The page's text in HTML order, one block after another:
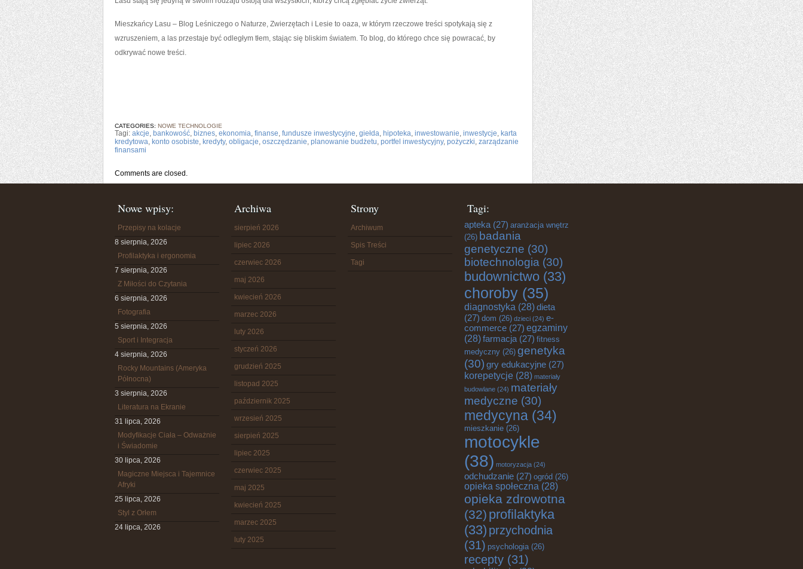
Mieszkańcy Lasu – Blog Leśniczego o Naturze, Zwierzętach i Lesie to oaza, w którym rzeczowe treści spotykają się z
wzruszeniem, a las przestaje być odległym tłem, stając się bliskim światem. To blog, do którego chce się powracać, by
odkrywać nowe treści.
CATEGORIES: NOWE TECHNOLOGIE
Tagi: akcje, bankowość, biznes, ekonomia, finanse, fundusze inwestycyjne, giełda, hipoteka, inwestowanie, inwestycje, karta
kredytowa, konto osobiste, kredyty, obligacje, oszczędzanie, planowanie budżetu, portfel inwestycyjny, pożyczki, zarządzanie
finansami
Comments are closed.
Nowe wpisy:
Przepisy na kolacje
8 sierpnia, 2026
Profilaktyka i ergonomia
7 sierpnia, 2026
Z Miłości do Czytania
6 sierpnia, 2026
Fotografia
5 sierpnia, 2026
Sport i Integracja
4 sierpnia, 2026
Rocky Mountains (Ameryka
Północna)
3 sierpnia, 2026
Literatura na Ekranie
31 lipca, 2026
Modyfikacje Ciała – Odważnie
i Świadomie
30 lipca, 2026
Magiczne Miejsca i Tajemnice
Afryki
25 lipca, 2026
Styl z Orłem
24 lipca, 2026
Archiwa
sierpień 2026
lipiec 2026
czerwiec 2026
maj 2026
kwiecień 2026
marzec 2026
luty 2026
styczeń 2026
grudzień 2025
listopad 2025
październik 2025
wrzesień 2025
sierpień 2025
lipiec 2025
czerwiec 2025
maj 2025
kwiecień 2025
marzec 2025
luty 2025
Strony
Archiwum
Spis Treści
Tagi
Tagi:
apteka (27) aranżacja wnętrz
(26) badania
genetyczne (30)
biotechnologia (30)
budownictwo (33)
choroby (35)
diagnostyka (28)dieta
(27) dom (26) dzieci (24) e-
commerce (27) egzaminy
(28)farmacja (27) fitness
medyczny (26) genetyka
(30) gry edukacyjne (27)
korepetycje (28) materiały
budowlane (24) materiały
medyczne (30)
medycyna (34)
mieszkanie (26)
motocykle
(38) motoryzacja (24)
odchudzanie (27) ogród (26)
opieka społeczna (28)
opieka zdrowotna
(32) profilaktyka
(33) przychodnia
(31) psychologia(26)
recepty (31)